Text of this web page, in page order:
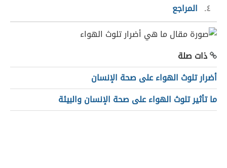
٤
المراجع
ذات صلة
أضرار تلوث الهواء على صحة الإنسان
ما تأثير تلوث الهواء على صحة الإنسان والبيئة